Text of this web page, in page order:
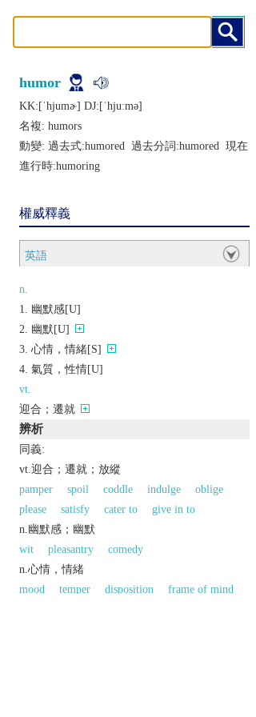
humor
KK:[ˈhjumɚ] DJ:[ˈhjuːmǝ]
名複: humors
動變: 過去式:humored 過去分詞:humored 現在
進行時:humoring
權威釋義
英語
n.
幽默感[U]
幽默[U]
心情，情緒[S]
氣質，性情[U]
vt.
迎合；遷就
辨析
同義:
vt.迎合；遷就；放縱
pamper
spoil coddle indulge
oblige
please
satisfy cater to
give in to
n.幽默感；幽默
wit
pleasantry
comedy
n.心情，情緒
mood
temper disposition
frame of mind